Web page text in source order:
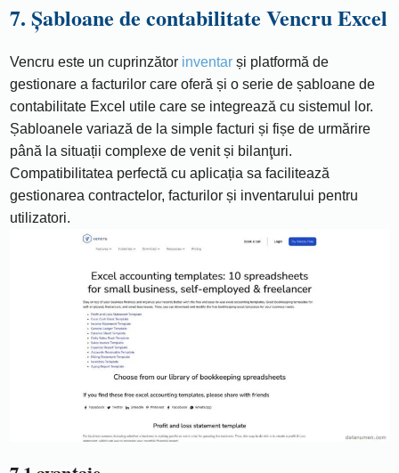
7. Șabloane de contabilitate Vencru Excel
Vencru este un cuprinzător inventar și platformă de
gestionare a facturilor care oferă și o serie de șabloane de
contabilitate Excel utile care se integrează cu sistemul lor.
Șabloanele variază de la simple facturi și fișe de urmărire
până la situații complexe de venit și bilanţuri.
Compatibilitatea perfectă cu aplicația sa facilitează
gestionarea contractelor, facturilor și inventarului pentru
utilizatori.